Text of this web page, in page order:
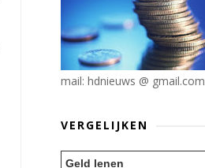
mail: hdnieuws @ gmail.com
VERGELIJKEN
Geld lenen